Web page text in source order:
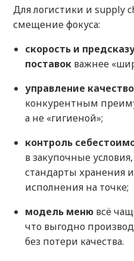
Для логистики и supply
смещение фокуса:
скорость и
поставок важнее
управление
конкурентным
а не «гигиеной»;
контроль
в закупочные
стандарты хранения
исполнения на точке;
модель меню всё
что выгодно
без потери качества.